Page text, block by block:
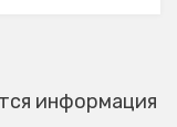
информация